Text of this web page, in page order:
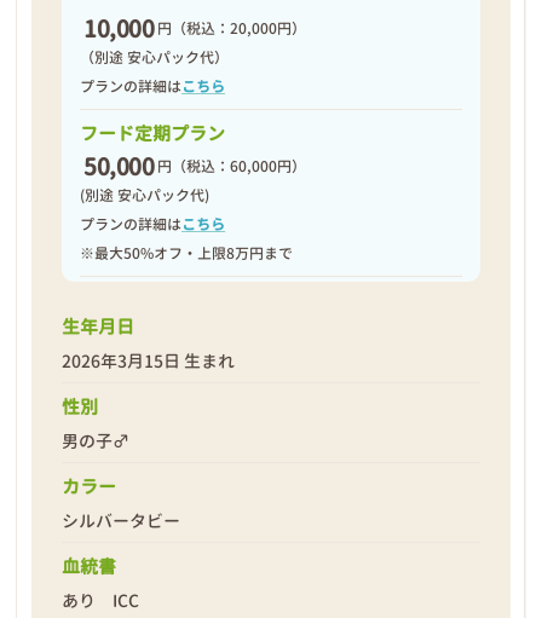
10,000 円 （税込：20,000円）
（別途 安心パック代）
プランの詳細はこちら
フード定期プラン
50,000 円 （税込：60,000円）
(別途 安心パック代)
プランの詳細はこちら
※最大50%オフ・上限8万円まで
生年月日
2026年3月15日 生まれ
性別
男の子♂
カラー
シルバータビー
血統書
あり ICC